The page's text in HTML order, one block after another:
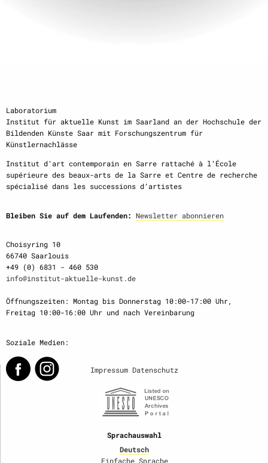
Laboratorium
Institut für aktuelle Kunst im Saarland an der Hochschule der
Bildenden Künste Saar mit Forschungszentrum für
Künstlernachlässe
Institut d‘art contemporain en Sarre rattaché à l‘École
supérieure des beaux-arts de la Sarre et Centre de recherche
spécialisé dans les successions d‘artistes
Bleiben Sie auf dem Laufenden: Newsletter abonnieren
Choisyring 10
66740 Saarlouis
+49 (0) 6831 - 460 530
info@institut-aktuelle-kunst.de
Öffnungszeiten: Montag bis Donnerstag 10:00-17:00 Uhr,
Freitag 10:00-16:00 Uhr und nach Vereinbarung
Soziale Medien:
Impressum Datenschutz
Sprachauswahl
Deutsch
Einfache Sprache